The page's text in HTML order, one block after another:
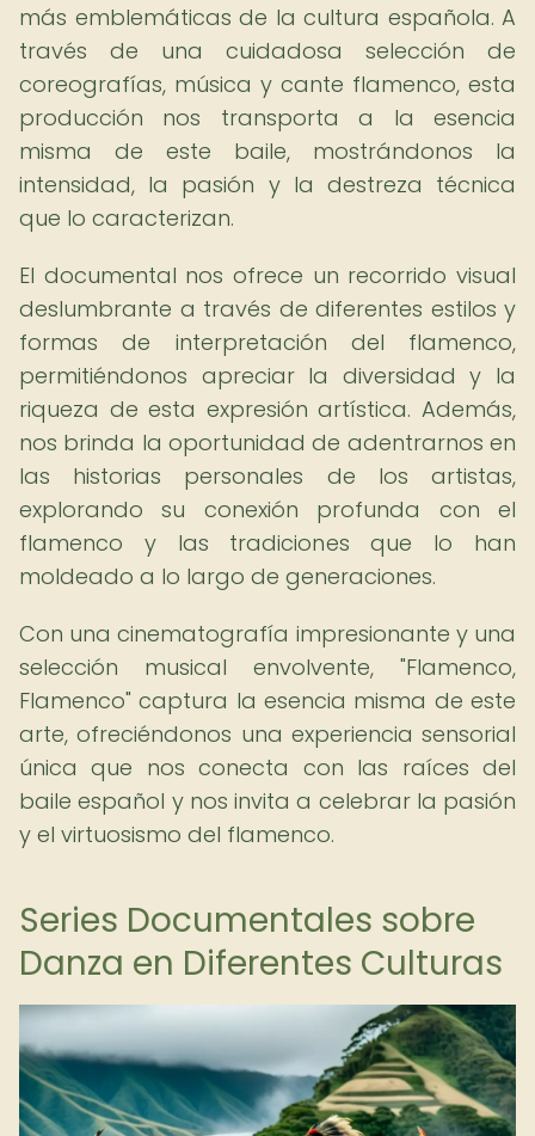
más emblemáticas de la cultura española. A
través de una cuidadosa selección de
coreografías, música y cante flamenco, esta
producción nos transporta a la esencia
misma de este baile, mostrándonos la
intensidad, la pasión y la destreza técnica
que lo caracterizan.
El documental nos ofrece un recorrido visual
deslumbrante a través de diferentes estilos y
formas de interpretación del flamenco,
permitiéndonos apreciar la diversidad y la
riqueza de esta expresión artística. Además,
nos brinda la oportunidad de adentrarnos en
las historias personales de los artistas,
explorando su conexión profunda con el
flamenco y las tradiciones que lo han
moldeado a lo largo de generaciones.
Con una cinematografía impresionante y una
selección musical envolvente, "Flamenco,
Flamenco" captura la esencia misma de este
arte, ofreciéndonos una experiencia sensorial
única que nos conecta con las raíces del
baile español y nos invita a celebrar la pasión
y el virtuosismo del flamenco.
Series Documentales sobre
Danza en Diferentes Culturas